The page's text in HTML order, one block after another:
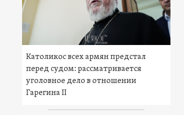
Католикос всех армян предстал
перед судом: рассматривается
уголовное дело в отношении
Гарегина II